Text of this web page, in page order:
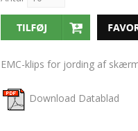
EMC-klips for jording af
Download Datablad